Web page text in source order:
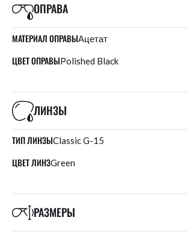
ОПРАВА
МАТЕРИАЛ ОПРАВЫАцетат
ЦВЕТ ОПРАВЫPolished Black
ЛИНЗЫ
ТИП ЛИНЗЫClassic G-15
ЦВЕТ ЛИНЗGreen
РАЗМЕРЫ